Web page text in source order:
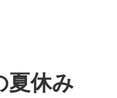
夏休み